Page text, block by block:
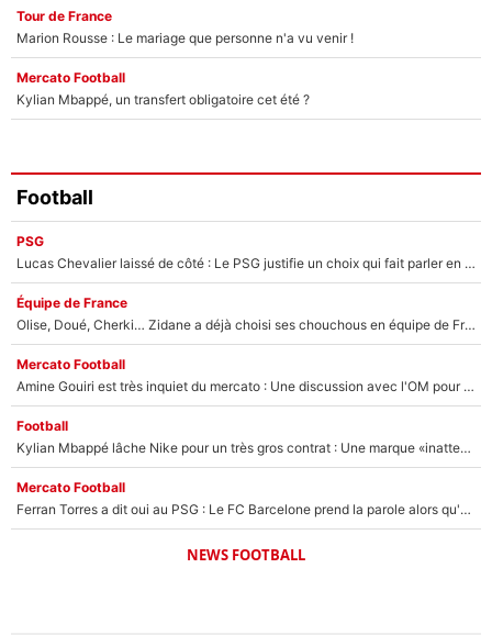
Tour de France
Marion Rousse : Le mariage que personne n'a vu venir !
Mercato Football
Kylian Mbappé, un transfert obligatoire cet été ?
Football
PSG
Lucas Chevalier laissé de côté : Le PSG justifie un choix qui fait parler en plein mercato
Équipe de France
Olise, Doué, Cherki… Zidane a déjà choisi ses chouchous en équipe de France ? L’IA annonce des surprises sans Kylian Mbappé !
Mercato Football
Amine Gouiri est très inquiet du mercato : Une discussion avec l'OM pour acter son transfert !
Football
Kylian Mbappé lâche Nike pour un très gros contrat : Une marque «inattendue» va frapper très fort
Mercato Football
Ferran Torres a dit oui au PSG : Le FC Barcelone prend la parole alors qu'un transfert de l'attaquant espagnol prend forme
NEWS FOOTBALL